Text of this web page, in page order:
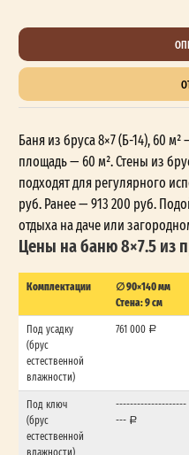
Баня из бруса 8×7 (Б-14), 60
площадь — 60 м². Стены из
подходят для регулярного
руб. Ранее — 913 200 руб.
отдыха на даче или
Цены на баню 8×7.5 из
Комплектации
∅ 90×140 мм
Стена: 9 см
Под усадку
(брус
естественной
влажности)
761 000
Под ключ
(брус
естественной
влажности)
--------------------
---